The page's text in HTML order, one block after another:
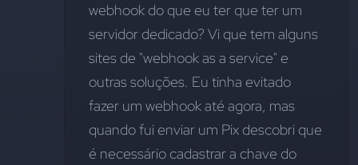
webhook do que eu ter que ter um
servidor dedicado? Vi que tem alguns
sites de "webhook as a service" e
outras soluções. Eu tinha evitado
fazer um webhook até agora, mas
quando fui enviar um Pix descobri que
é necessário cadastrar a chave do